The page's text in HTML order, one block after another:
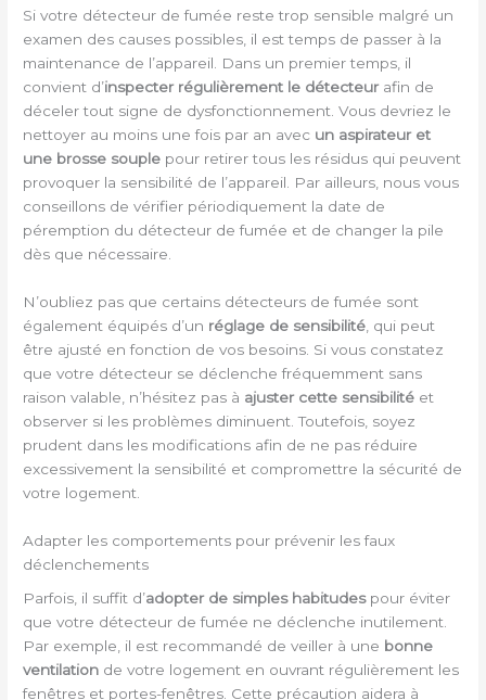
Si votre détecteur de fumée reste trop sensible malgré un
examen des causes possibles, il est temps de passer à la
maintenance de l’appareil. Dans un premier temps, il
convient d’inspecter régulièrement le détecteurafin de
déceler tout signe de dysfonctionnement. Vous devriez le
nettoyer au moins une fois par an avec un aspirateur et
une brosse souple pour retirer tous les résidus qui peuvent
provoquer la sensibilité de l’appareil. Par ailleurs, nous vous
conseillons de vérifier périodiquement la date de
péremption du détecteur de fumée et de changer la pile
dès que nécessaire.
N’oubliez pas que certains détecteurs de fumée sont
également équipés d’un réglage de sensibilité , qui peut
être ajusté en fonction de vos besoins. Si vous constatez
que votre détecteur se déclenche fréquemment sans
raison valable, n’hésitez pas à ajuster cette sensibilité et
observer si les problèmes diminuent. Toutefois, soyez
prudent dans les modifications afin de ne pas réduire
excessivement la sensibilité et compromettre la sécurité de
votre logement.
Adapter les comportements pour prévenir les faux
déclenchements
Parfois, il suffit d’adopter de simples habitudespour éviter
que votre détecteur de fumée ne déclenche inutilement.
Par exemple, il est recommandé de veiller à une bonne
ventilation de votre logement en ouvrant régulièrement les
fenêtres et portes-fenêtres. Cette précaution aidera à